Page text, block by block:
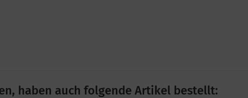
haben auch folgende Artikel bestellt: